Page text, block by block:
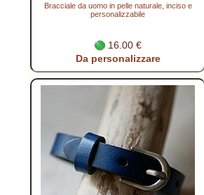
Bracciale da uomo in pelle naturale, inciso e
personalizzabile
16.00 €
Da personalizzare